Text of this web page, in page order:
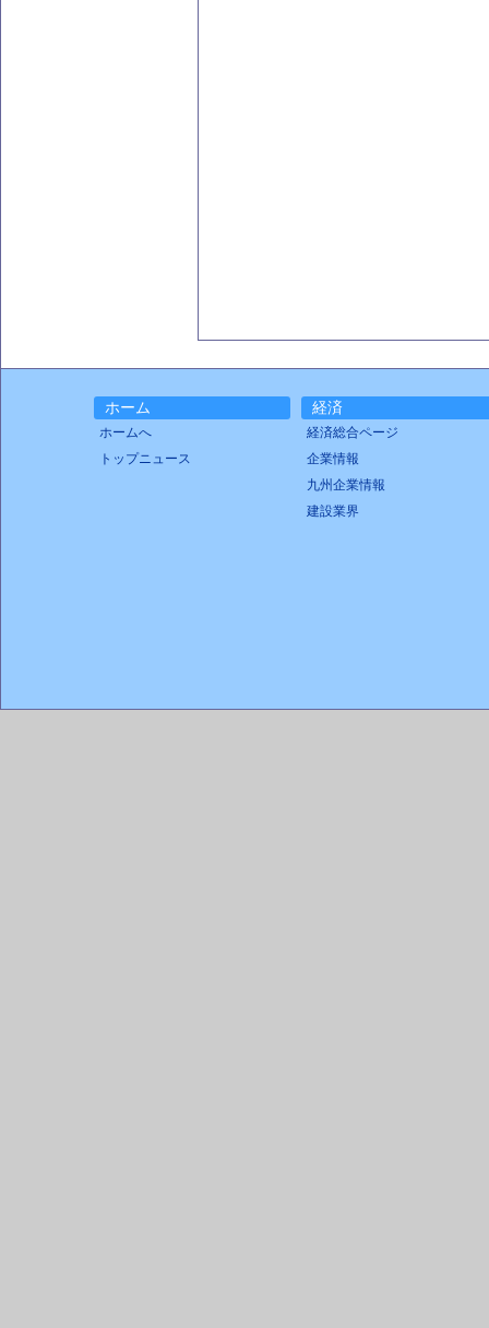
ホーム
ホームへ
トップニュース
経済
経済総合ページ
企業情報
九州企業情報
建設業界